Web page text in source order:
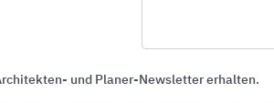
und Planer-Newsletter erhalten.